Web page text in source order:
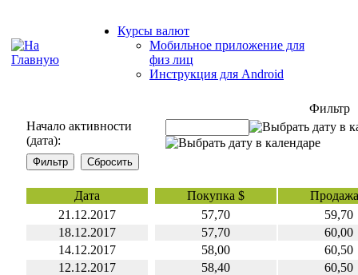
Курсы валют
Мобильное приложение для
физ лиц
Инструкция для Android
Фильтр
Начало активности
(дата):
Дата Покупка $
21.12.2017
57,70
59,70
18.12.2017
57,70
60,00
14.12.2017
58,00
60,50
12.12.2017
58,40
60,50